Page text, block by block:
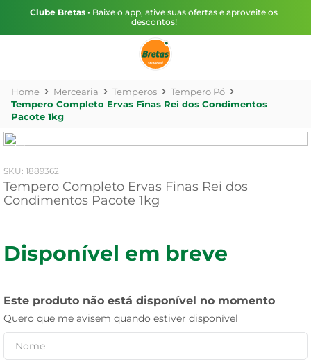
Clube Bretas • Baixe o app, ative suas ofertas e aproveite os
descontos!
Mercearia Temperos
Tempero Pó
Tempero Completo Ervas Finas Rei dos Condimentos
Pacote 1kg
: 1889362
Tempero Completo Ervas Finas Rei dos
Condimentos Pacote 1kg
Disponível em breve
Este produto não está disponível no momento
Quero que me avisem quando estiver disponível